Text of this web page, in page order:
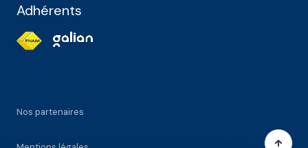
Adhérents
Nos partenaires